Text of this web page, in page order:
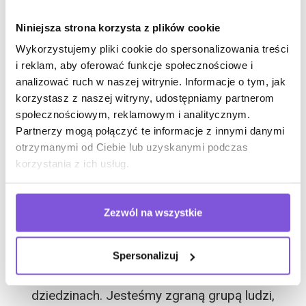
Niniejsza strona korzysta z plików cookie
Wykorzystujemy pliki cookie do spersonalizowania treści
i reklam, aby oferować funkcje społecznościowe i
analizować ruch w naszej witrynie. Informacje o tym, jak
korzystasz z naszej witryny, udostępniamy partnerom
społecznościowym, reklamowym i analitycznym.
Partnerzy mogą połączyć te informacje z innymi danymi
otrzymanymi od Ciebie lub uzyskanymi podczas
korzystania z ich usług.
Zezwól na wszystkie
Spersonalizuj
Bogaty asortyment mebli i wyposażenia pozwala
na ergonomiczne, ekonomiczne
i ekologiczne kształtowanie przestrzeni. Staramy
się urzeczywistnić marzenia naszych Klientów w
najmniejszym detalu. Dział logistyczny CONSIDO
dostarcza zamówienia w terminie, a nasi
fachowcy sprawnie montują meble na miejscu.
Zapewniamy 5-letnią gwarancję i rzetelny serwis
Nasz zespół składa się z doświadczonych
specjalistów, którzy posiadają szeroką
wiedzę i umiejętności w swoich
dziedzinach. Jesteśmy zgraną grupą ludzi,